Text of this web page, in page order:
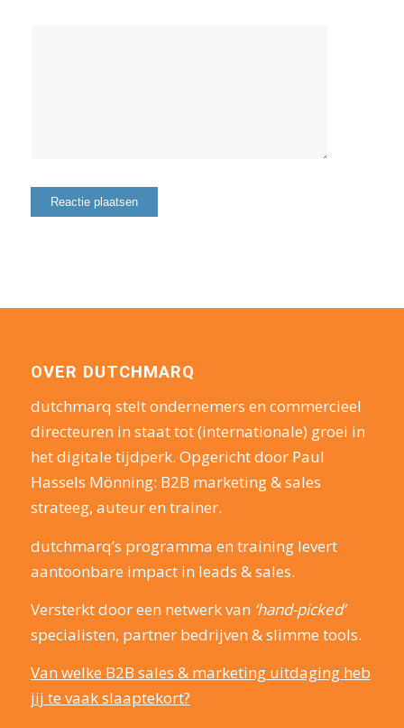
OVER DUTCHMARQ
dutchmarq stelt ondernemers en commercieel
directeuren in staat tot (internationale) groei in
het digitale tijdperk. Opgericht door Paul
Hassels Mönning: B2B marketing & sales
strateeg, auteur en trainer.
dutchmarq’s programma en training levert
aantoonbare impact in leads & sales.
Versterkt door een netwerk van ‘hand-picked’
specialisten, partner bedrijven & slimme tools.
Van welke B2B sales & marketing uitdaging heb
jij te vaak slaaptekort?